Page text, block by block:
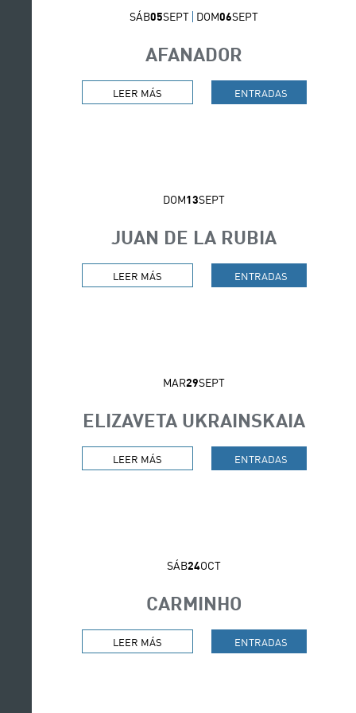
SÁB05SEPT DOM06SEPT
AFANADOR
LEER MÁSSOBRE AFANADOR. IR A PÁGINA
ENTRADAS
DOM13SEPT
JUAN DE LA RUBIA
LEER MÁSSOBRE JUAN DE LA RUBIA. IR A PÁGINA
ENTRADAS
MAR29SEPT
ELIZAVETA UKRAINSKAIA
LEER MÁSSOBRE ELIZAVETA UKRAINSKAIA. IR A
ENTRADAS
SÁB24OCT
CARMINHO
LEER MÁSSOBRE CARMINHO. IR A PÁGINA
ENTRADAS